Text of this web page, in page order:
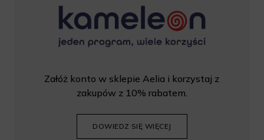
Załóż konto w sklepie Aelia i korzystaj z
zakupów z 10% rabatem.
DOWIEDZ SIĘ WIĘCEJ